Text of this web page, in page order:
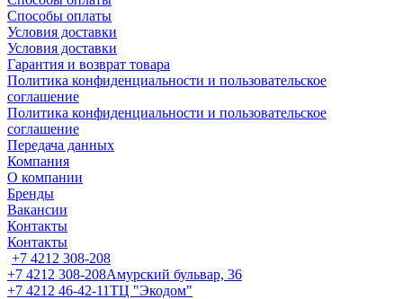
Способы оплаты
Условия доставки
Условия доставки
Гарантия и возврат товара
Политика конфиденциальности и пользовательское
соглашение
Политика конфиденциальности и пользовательское
соглашение
Передача данных
Компания
О компании
Бренды
Вакансии
Контакты
Контакты
+7 4212 308-208
+7 4212 308-208Амурский бульвар, 36
+7 4212 46-42-11ТЦ "Экодом"